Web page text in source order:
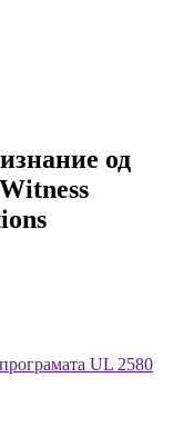
од
UL 2580